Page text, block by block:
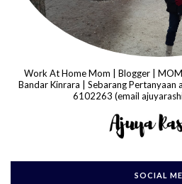
Work At Home Mom | Blogger |
Bandar Kinrara | Sebarang Pertanyaan
6102263 (email
SOCIAL ME